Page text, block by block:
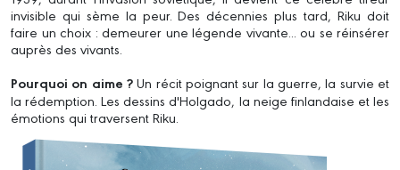
invisible qui sème la peur. Des décennies plus tard, Riku doit
faire un choix : demeurer une légende vivante... ou se réinsérer
auprès des vivants.
Pourquoi on aime ?Un récit poignant sur la guerre, la survie et
la rédemption. Les dessins d'Holgado, la neige finlandaise et les
émotions qui traversent Riku.